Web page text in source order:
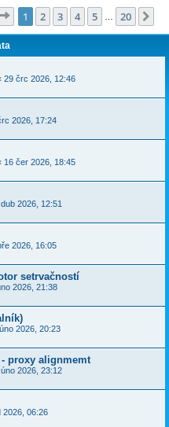
Stránka z 20
1 2 3 4 5 20
29 črc 2026, 12:46
2026, 17:24
16 čer 2026, 18:45
2026, 12:51
2026, 16:05
setrvačností
2026, 21:38
2026, 20:23
proxy alignmemt
2026, 23:12
2026, 06:26